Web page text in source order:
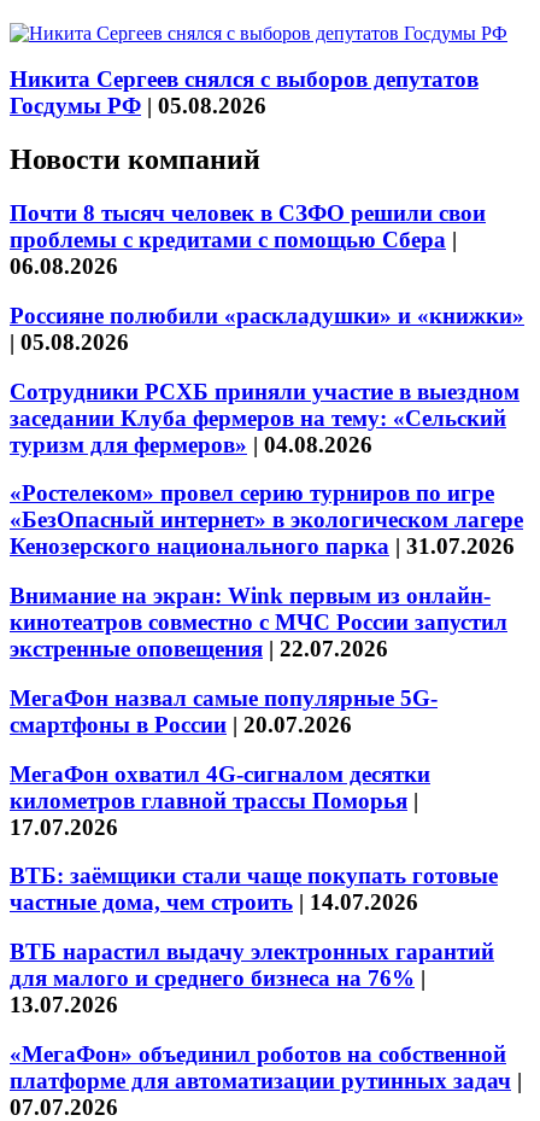
Никита Сергеев снялся с выборов депутатов
Госдумы РФ | 05.08.2026
Новости компаний
Почти 8 тысяч человек в СЗФО решили свои
проблемы с кредитами с помощью Сбера |
06.08.2026
Россияне полюбили «раскладушки» и «книжки»
| 05.08.2026
Сотрудники РСХБ приняли участие в выездном
заседании Клуба фермеров на тему: «Сельский
туризм для фермеров» | 04.08.2026
«Ростелеком» провел серию турниров по игре
«БезОпасный интернет» в экологическом лагере
Кенозерского национального парка | 31.07.2026
Внимание на экран: Wink первым из онлайн-
кинотеатров совместно с МЧС России запустил
экстренные оповещения | 22.07.2026
МегаФон назвал самые популярные 5G-
смартфоны в России | 20.07.2026
МегаФон охватил 4G-сигналом десятки
километров главной трассы Поморья |
17.07.2026
ВТБ: заёмщики стали чаще покупать готовые
частные дома, чем строить | 14.07.2026
ВТБ нарастил выдачу электронных гарантий
для малого и среднего бизнеса на 76% |
13.07.2026
«МегаФон» объединил роботов на собственной
платформе для автоматизации рутинных задач |
07.07.2026